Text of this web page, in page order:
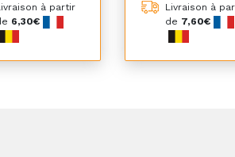
à partir
6,30€
Livraison à
de 7,60€